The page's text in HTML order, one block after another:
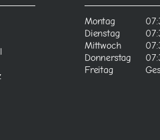
Montag
Dienstag
Mittwoch
Donnerstag
Freitag